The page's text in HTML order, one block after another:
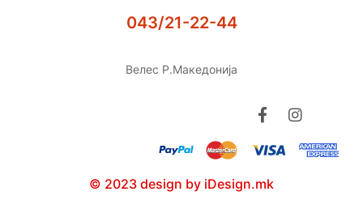
043/21-22-44
Велес Р.Македонија
© 2023 design by iDesign.mk